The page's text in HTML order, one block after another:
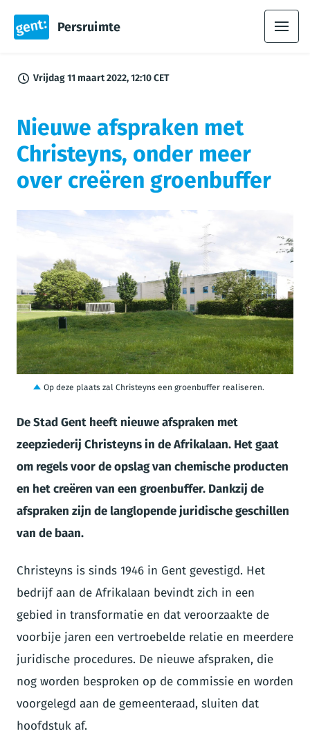
Persruimte
Vrijdag 11 maart 2022, 12:10 CET
Nieuwe afspraken met
Christeyns, onder meer
over creëren groenbuffer
JPG
Op deze plaats zal Christeyns een groenbuffer realiseren.
De Stad Gent heeft nieuwe afspraken met
zeepziederij Christeyns in de Afrikalaan. Het gaat
om regels voor de opslag van chemische producten
en het creëren van een groenbuffer. Dankzij de
afspraken zijn de langlopende juridische geschillen
van de baan.
Christeyns is sinds 1946 in Gent gevestigd. Het
bedrijf aan de Afrikalaan bevindt zich in een
gebied in transformatie en dat veroorzaakte de
voorbije jaren een vertroebelde relatie en meerdere
juridische procedures. De nieuwe afspraken, die
nog worden besproken op de commissie en worden
voorgelegd aan de gemeenteraad, sluiten dat
hoofdstuk af.